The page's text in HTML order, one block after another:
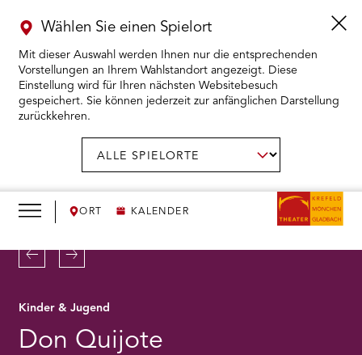
ORT KALENDER
Wählen Sie einen Spielort
Mit dieser Auswahl werden Ihnen nur die entsprechenden
Vorstellungen an Ihrem Wahlstandort angezeigt. Diese
Einstellung wird für Ihren nächsten Websitebesuch
gespeichert. Sie können jederzeit zur anfänglichen Darstellung
zurückkehren.
KARTENKAUF ÖFFNEN
WIR ÖFFNEN
DAS THEATER ÖFFNEN
THEATERPÄDAGOGIK ÖFFNEN
Kinder & Jugend
Don Quijote
Zurück Weiter